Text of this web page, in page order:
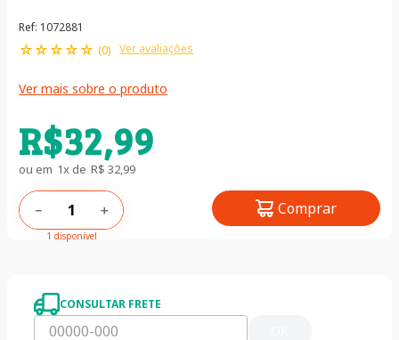
Ref: 1072881
☆☆☆☆☆ (0) Ver avaliações
Ver mais sobre o produto
R$32,99
ou em 1x de R$ 32,99
＋
－
1 disponível
Comprar
CONSULTAR FRETE